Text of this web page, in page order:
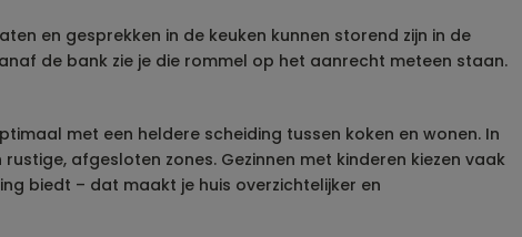
en gesprekken in de keuken kunnen storend zijn in de
de bank zie je die rommel op het aanrecht meteen staan.
met een heldere scheiding tussen koken en wonen. In
afgesloten zones. Gezinnen met kinderen kiezen vaak
biedt – dat maakt je huis overzichtelijker en